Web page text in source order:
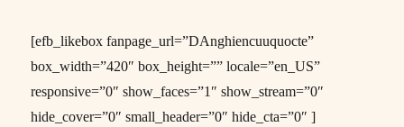
[efb_likebox fanpage_url=”DAnghiencuuquocte”
box_width=”420″ box_height=”” locale=”en_US”
responsive=”0″ show_faces=”1″ show_stream=”0″
hide_cover=”0″ small_header=”0″ hide_cta=”0″ ]